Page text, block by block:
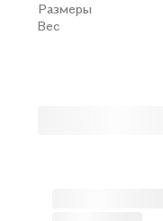
Размеры
Вес